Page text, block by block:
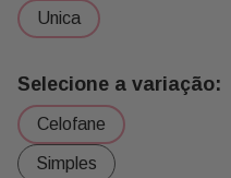
Ocasiões, Essa Rosa
Quem Busca Emocionar
Ao Escolher a Rosa
Entrega Mais do Que Uma
de Significado e Cuidado.
celofane
simples
unica